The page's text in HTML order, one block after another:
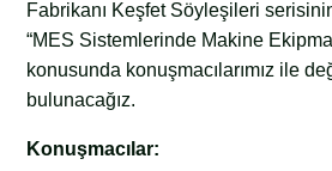
Fabrikanı Keşfet Söyleşileri
“MES Sistemlerinde Makine
konusunda konuşmacılarımız ile
bulunacağız.
Konuşmacılar: